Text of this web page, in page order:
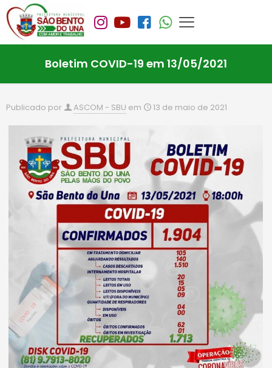
Boletim COVID-19 em 13/05/2021
Publicado por ASCOM - SBU em 13 de maio de 2021